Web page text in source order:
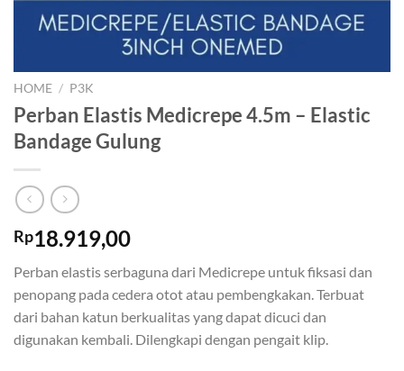
HOME / P3K
Perban Elastis Medicrepe 4.5m – Elastic
Bandage Gulung
Rp18.919,00
Perban elastis serbaguna dari Medicrepe untuk fiksasi dan
penopang pada cedera otot atau pembengkakan. Terbuat
dari bahan katun berkualitas yang dapat dicuci dan
digunakan kembali. Dilengkapi dengan pengait klip.